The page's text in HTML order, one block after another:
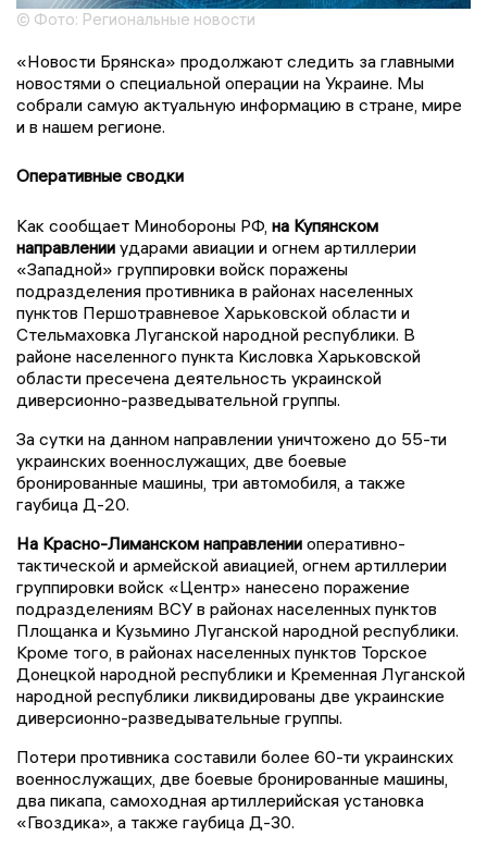
© Фото: Региональные новости
«Новости Брянска» продолжают следить за главными
новостями о специальной операции на Украине. Мы
собрали самую актуальную информацию в стране, мире
и в нашем регионе.
Оперативные сводки
Как сообщает Минобороны РФ, на Купянском
направлении ударами авиации и огнем артиллерии
«Западной» группировки войск поражены
подразделения противника в районах населенных
пунктов Першотравневое Харьковской области и
Стельмаховка Луганской народной республики. В
районе населенного пункта Кисловка Харьковской
области пресечена деятельность украинской
диверсионно-разведывательной группы.
За сутки на данном направлении уничтожено до 55-ти
украинских военнослужащих, две боевые
бронированные машины, три автомобиля, а также
гаубица Д-20.
На Красно-Лиманском направлении оперативно-
тактической и армейской авиацией, огнем артиллерии
группировки войск «Центр» нанесено поражение
подразделениям ВСУ в районах населенных пунктов
Площанка и Кузьмино Луганской народной республики.
Кроме того, в районах населенных пунктов Торское
Донецкой народной республики и Кременная Луганской
народной республики ликвидированы две украинские
диверсионно-разведывательные группы.
Потери противника составили более 60-ти украинских
военнослужащих, две боевые бронированные машины,
два пикапа, самоходная артиллерийская установка
«Гвоздика», а также гаубица Д-30.